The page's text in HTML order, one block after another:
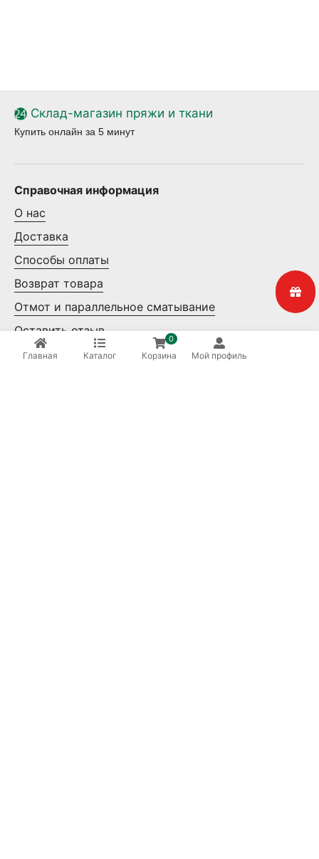
Склад-магазин пряжи и ткани
Купить онлайн за 5 минут
Справочная информация
О нас
Доставка
Способы оплаты
Возврат товара
Отмот и параллельное сматывание
Оставить отзыв
Контакты
Главная Каталог Корзина
0
Мой профиль